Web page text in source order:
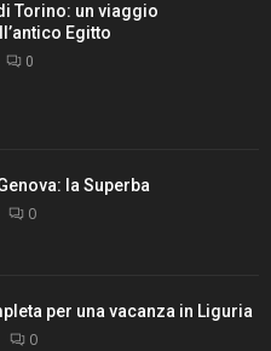
Torino: un viaggio
Egitto
0
la Superba
0
per una vacanza in Liguria
0